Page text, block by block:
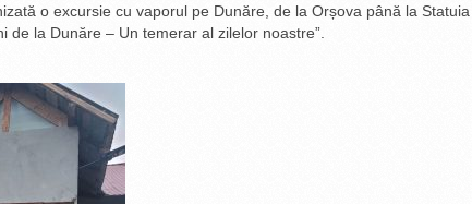
o excursie cu vaporul pe Dunăre, de la Orșova până la
de la Dunăre – Un temerar al zilelor noastre”.